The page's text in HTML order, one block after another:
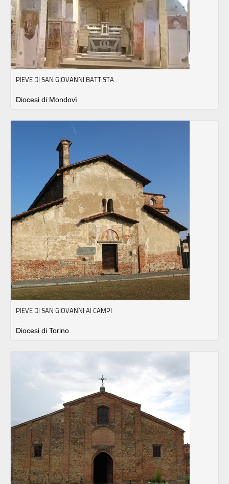
PIEVE DI SAN GIOVANNI BATTISTA
Diocesi di Mondovì
PIEVE DI SAN GIOVANNI AI CAMPI
Diocesi di Torino